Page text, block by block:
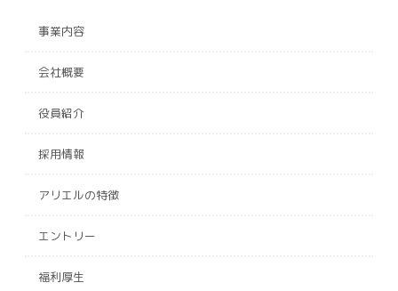
事業内容
会社概要
役員紹介
採用情報
アリエルの特徴
エントリー
福利厚生